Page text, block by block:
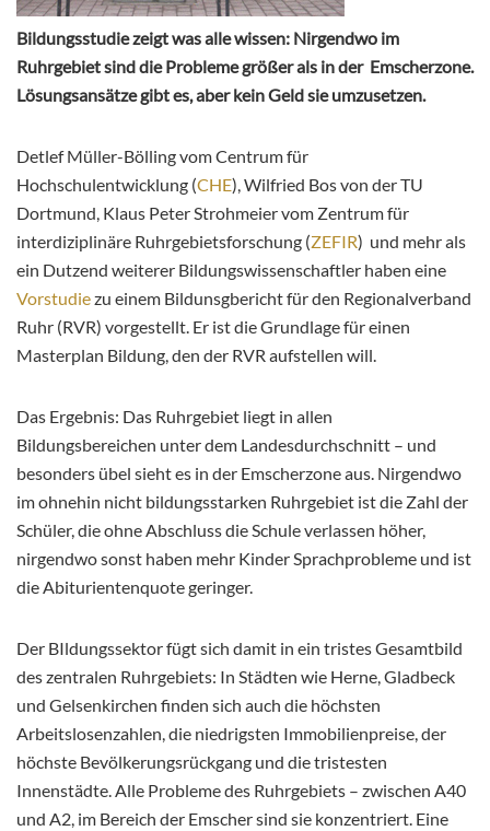
Bildungsstudie zeigt was alle wissen: Nirgendwo im
Ruhrgebiet sind die Probleme größer als in der Emscherzone.
Lösungsansätze gibt es, aber kein Geld sie umzusetzen.
Detlef Müller-Bölling vom Centrum für
Hochschulentwicklung (CHE), Wilfried Bos von der TU
Dortmund, Klaus Peter Strohmeier vom Zentrum für
interdiziplinäre Ruhrgebietsforschung (ZEFIR) und mehr als
ein Dutzend weiterer Bildungswissenschaftler haben eine
Vorstudiezu einem Bildunsgbericht für den Regionalverband
Ruhr (RVR) vorgestellt. Er ist die Grundlage für einen
Masterplan Bildung, den der RVR aufstellen will.
Das Ergebnis: Das Ruhrgebiet liegt in allen
Bildungsbereichen unter dem Landesdurchschnitt – und
besonders übel sieht es in der Emscherzone aus. Nirgendwo
im ohnehin nicht bildungsstarken Ruhrgebiet ist die Zahl der
Schüler, die ohne Abschluss die Schule verlassen höher,
nirgendwo sonst haben mehr Kinder Sprachprobleme und ist
die Abiturientenquote geringer.
Der BIldungssektor fügt sich damit in ein tristes Gesamtbild
des zentralen Ruhrgebiets: In Städten wie Herne, Gladbeck
und Gelsenkirchen finden sich auch die höchsten
Arbeitslosenzahlen, die niedrigsten Immobilienpreise, der
höchste Bevölkerungsrückgang und die tristesten
Innenstädte. Alle Probleme des Ruhrgebiets – zwischen A40
und A2, im Bereich der Emscher sind sie konzentriert. Eine